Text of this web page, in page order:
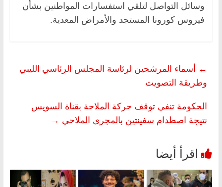
وسائل التواصل لتلقي استفسارات المواطنين بشأن
فيروس كورونا المستجد والأمراض المعدية.
← أسماء المرشحين لرئاسة المجلس الرئاسي الليبي
وطريقة التصويت
الحكومة تنفي توقف حركة الملاحة بقناة السويس
نتيجة اصطدام سفينتين بالمجرى الملاحي →